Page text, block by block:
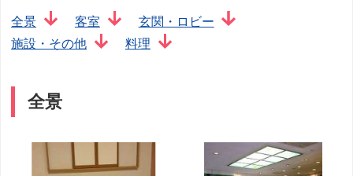
全景 客室
玄関・ロビー
施設・その他
料理
全景